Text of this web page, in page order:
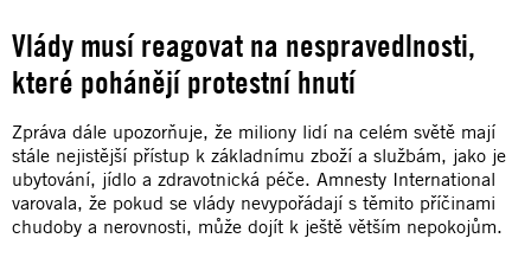
Vlády musí reagovat na nespravedlnosti,
které pohánějí protestní hnutí
Zpráva dále upozorňuje, že miliony lidí na celém světě mají
stále nejistější přístup k základnímu zboží a službám, jako je
ubytování, jídlo a zdravotnická péče. Amnesty International
varovala, že pokud se vlády nevypořádají s těmito příčinami
chudoby a nerovnosti, může dojít k ještě větším nepokojům.